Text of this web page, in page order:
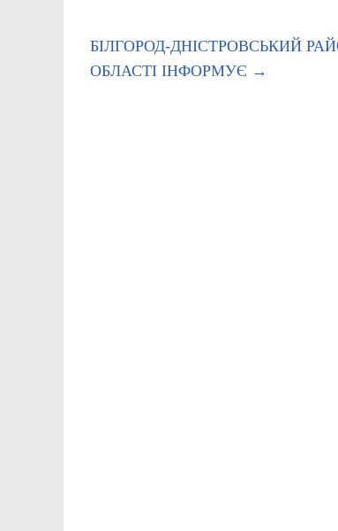
БІЛГОРОД-ДНІСТРОВСЬКИЙ
ОБЛАСТІ ІНФОРМУЄ →